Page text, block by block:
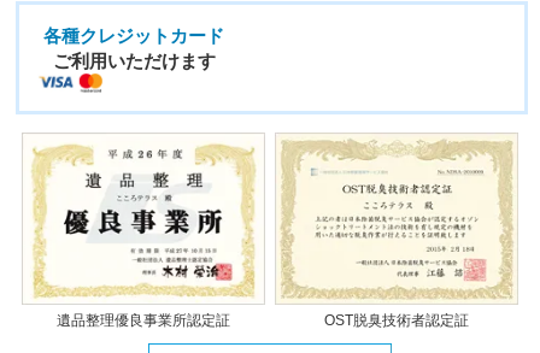
各種クレジットカード
ご利用いただけます
遺品整理優良事業所認定証 OST脱臭技術者認定証